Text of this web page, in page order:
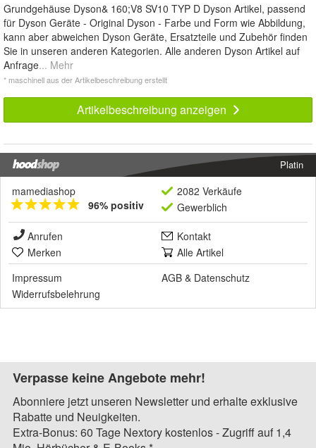
Grundgehäuse Dyson& 160;V8 SV10 TYP D Dyson Artikel, passend
für Dyson Geräte - Original Dyson - Farbe und Form wie Abbildung,
kann aber abweichen Dyson Geräte, Ersatzteile und Zubehör finden
Sie in unseren anderen Kategorien. Alle anderen Dyson Artikel auf
Anfrage... Mehr
* maschinell aus der Artikelbeschreibung erstellt
Artikelbeschreibung anzeigen
Platin
mamediashop
96% positiv
2082 Verkäufe
Gewerblich
Anrufen
Kontakt
Merken
Alle Artikel
Impressum
AGB & Datenschutz
Widerrufsbelehrung
Verpasse keine Angebote mehr!
Abonniere jetzt unseren Newsletter und erhalte exklusive
Rabatte und Neuigkeiten.
Extra-Bonus: 60 Tage Nextory kostenlos - Zugriff auf 1,4